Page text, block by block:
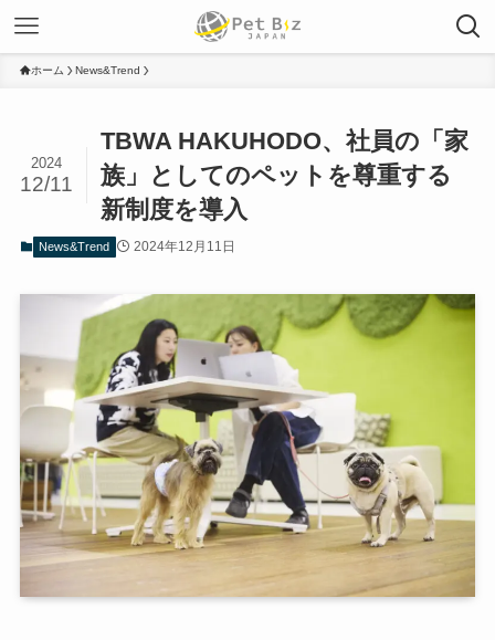
ホーム News&Trend
TBWA HAKUHODO、社員の「家
族」としてのペットを尊重する
新制度を導入
2024
12/11
News&Trend 2024年12月11日